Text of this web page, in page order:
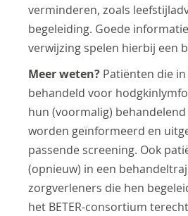
verminderen, zoals
begeleiding. Goede
verwijzing spelen hierbij een
Meer weten? Patiënten die
behandeld voor
hun (voormalig)
worden geïnformeerd en
passende screening. Ook
(opnieuw) in een
zorgverleners die hen
het BETER-consortium